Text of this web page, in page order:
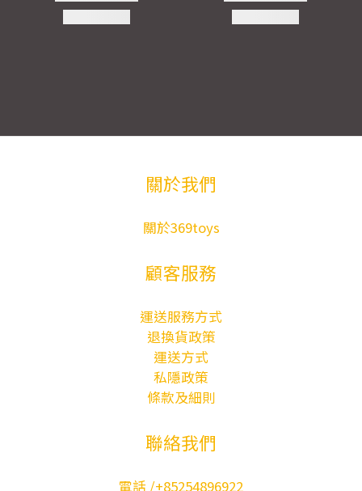
關於我們
關於369toys
顧客服務
運送服務方式
退換貨政策
運送方式
私隱政策
條款及細則
聯絡我們
電話 /+85254896922